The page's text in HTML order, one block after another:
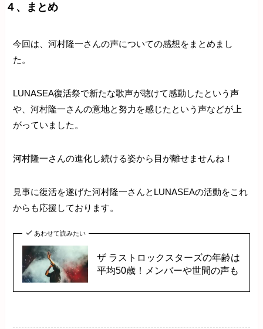
４、まとめ
今回は、河村隆一さんの声についての感想をまとめまし
た。
LUNASEA復活祭で新たな歌声が聴けて感動したという声
や、河村隆一さんの意地と努力を感じたという声などが上
がっていました。
河村隆一さんの進化し続ける姿から目が離せませんね！
見事に復活を遂げた河村隆一さんとLUNASEAの活動をこれ
からも応援しております。
あわせて読みたい
ザ ラストロックスターズの年齢は
平均50歳！メンバーや世間の声も